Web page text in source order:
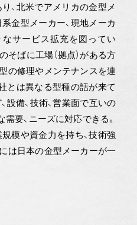
、北米でアメリカの金型メ
金型メーカー、現地メーカ
なサービス拡充を図ってい
そばに工場（拠点）がある方
の修理やメンテナンスを連
とは異なる型種の話が来て
設備、技術、営業面で互いの
要、ニーズに対応できる。
模や資金力を持ち、技術強
は日本の金型メーカーが一